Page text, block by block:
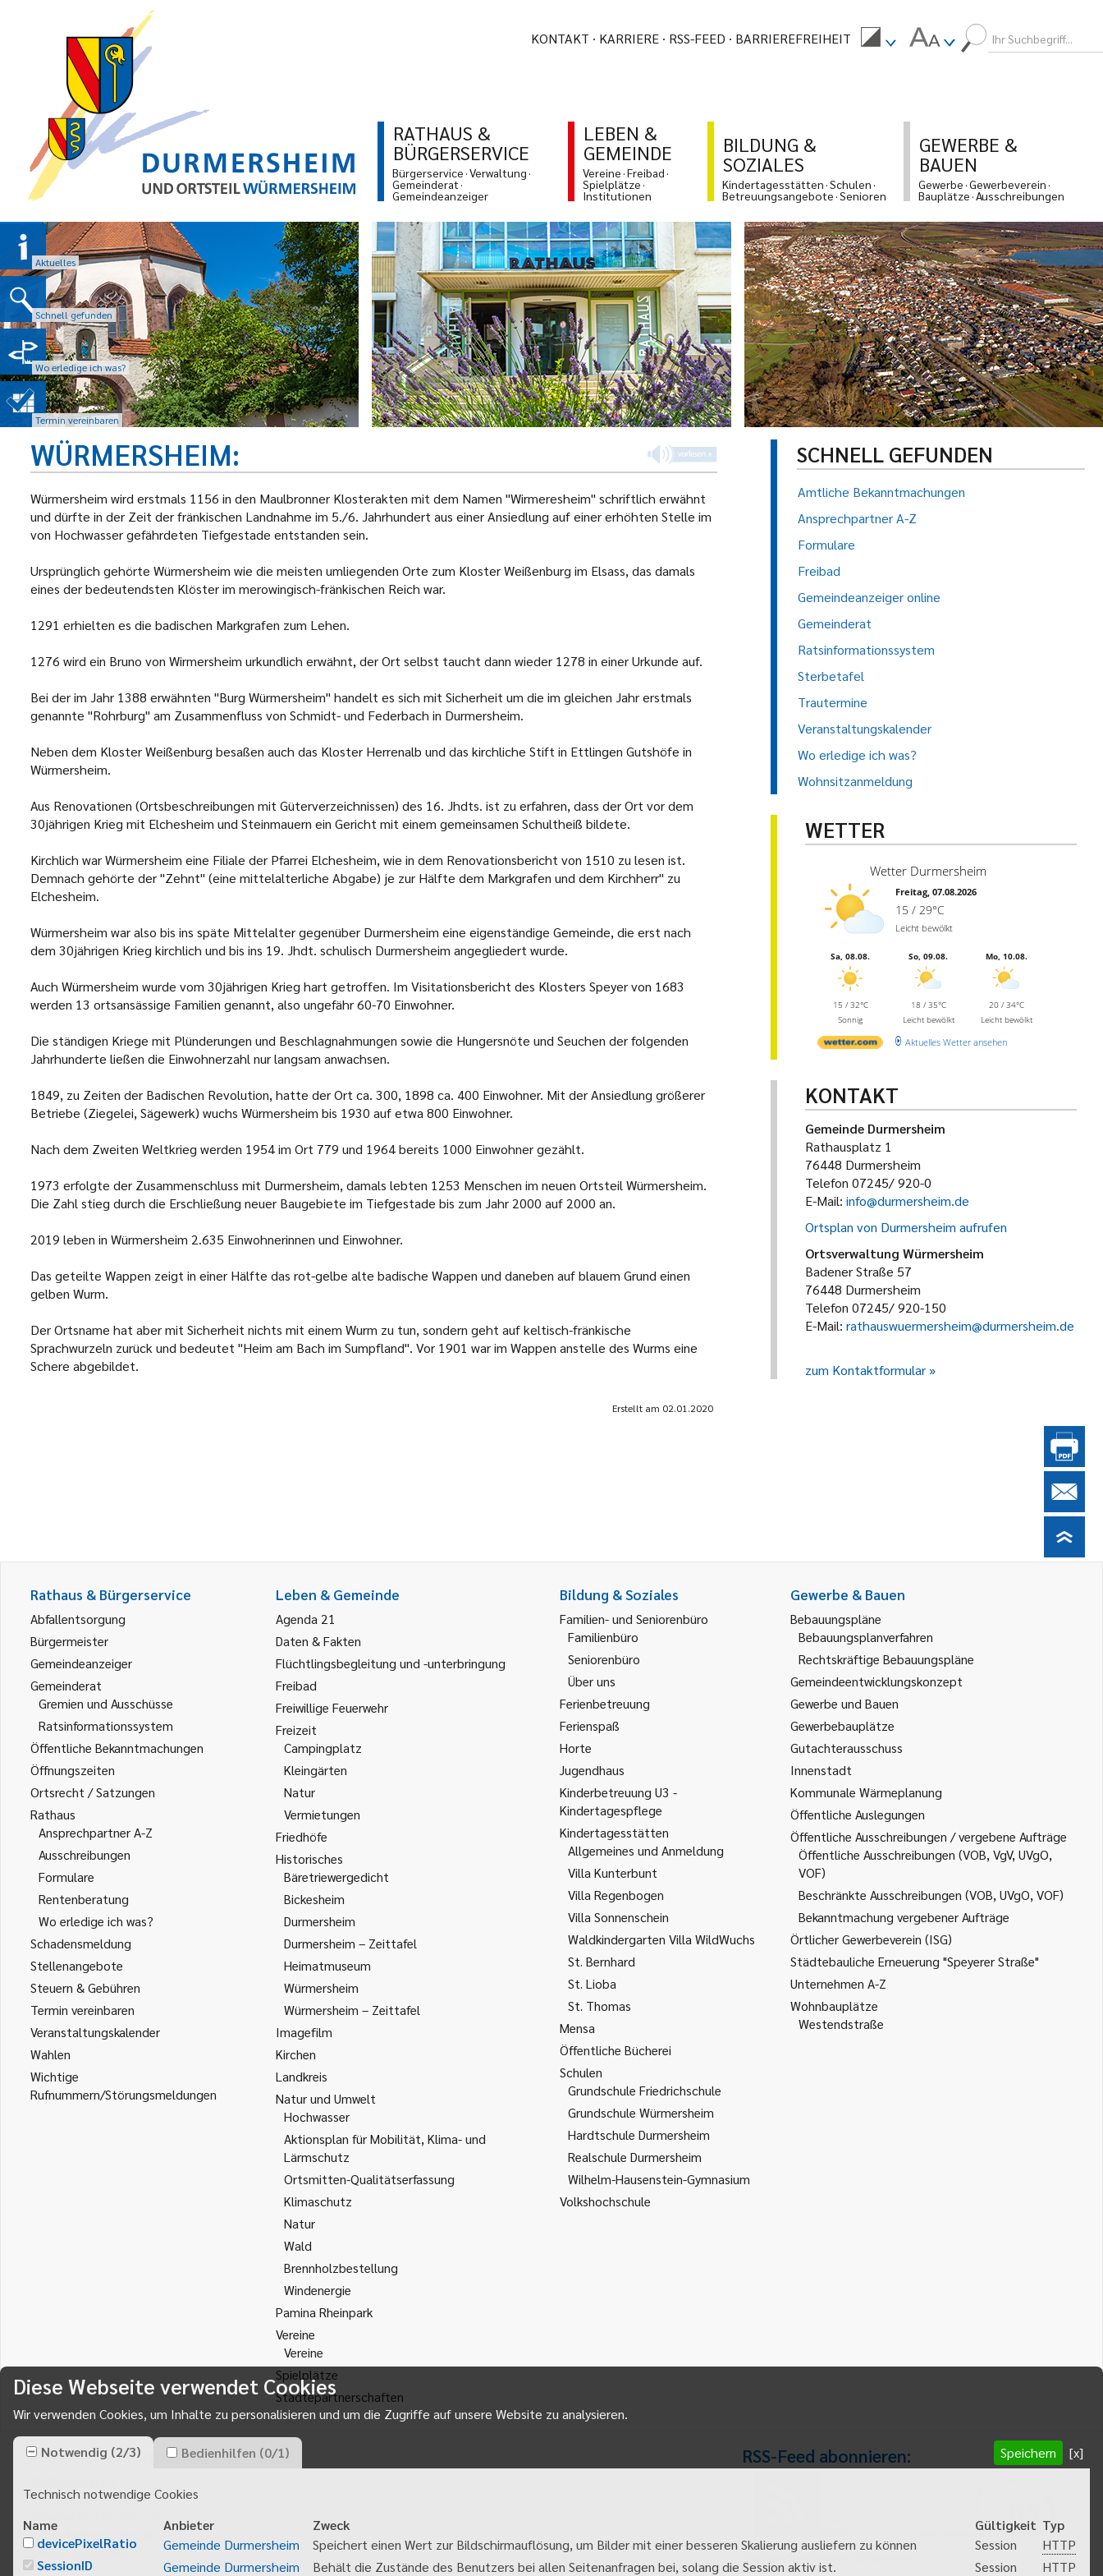
KONTAKT KARRIERE RSS-FEED BARRIEREFREIHEIT
RATHAUS &
BÜRGERSERVICE
Bürgerservice Verwaltung
Gemeinderat
Gemeindeanzeiger
LEBEN &
GEMEINDE
Vereine Freibad
Spielplätze
Institutionen
BILDUNG &
SOZIALES
Kindertagesstätten Schulen
Betreuungsangebote Senioren
GEWERBE &
BAUEN
Gewerbe Gewerbeverein
Bauplätze Ausschreibungen
Aktuelles
Schnell gefunden
Wo erledige ich was?
Termin vereinbaren
WÜRMERSHEIM
Würmersheim wird erstmals 1156 in den Maulbronner Klosterakten mit dem Namen "Wirmeresheim" schriftlich erwähnt
und dürfte in der Zeit der fränkischen Landnahme im 5./6. Jahrhundert aus einer Ansiedlung auf einer erhöhten Stelle im
von Hochwasser gefährdeten Tiefgestade entstanden sein.
Ursprünglich gehörte Würmersheim wie die meisten umliegenden Orte zum Kloster Weißenburg im Elsass, das damals
eines der bedeutendsten Klöster im merowingisch-fränkischen Reich war.
1291 erhielten es die badischen Markgrafen zum Lehen.
1276 wird ein Bruno von Wirmersheim urkundlich erwähnt, der Ort selbst taucht dann wieder 1278 in einer Urkunde auf.
Bei der im Jahr 1388 erwähnten "Burg Würmersheim" handelt es sich mit Sicherheit um die im gleichen Jahr erstmals
genannte "Rohrburg" am Zusammenfluss von Schmidt- und Federbach in Durmersheim.
Neben dem Kloster Weißenburg besaßen auch das Kloster Herrenalb und das kirchliche Stift in Ettlingen Gutshöfe in
Würmersheim.
Aus Renovationen (Ortsbeschreibungen mit Güterverzeichnissen) des 16. Jhdts. ist zu erfahren, dass der Ort vor dem
30jährigen Krieg mit Elchesheim und Steinmauern ein Gericht mit einem gemeinsamen Schultheiß bildete.
Kirchlich war Würmersheim eine Filiale der Pfarrei Elchesheim, wie in dem Renovationsbericht von 1510 zu lesen ist.
Demnach gehörte der "Zehnt" (eine mittelalterliche Abgabe) je zur Hälfte dem Markgrafen und dem Kirchherr" zu
Elchesheim.
Würmersheim war also bis ins späte Mittelalter gegenüber Durmersheim eine eigenständige Gemeinde, die erst nach
dem 30jährigen Krieg kirchlich und bis ins 19. Jhdt. schulisch Durmersheim angegliedert wurde.
Auch Würmersheim wurde vom 30jährigen Krieg hart getroffen. Im Visitationsbericht des Klosters Speyer von 1683
werden 13 ortsansässige Familien genannt, also ungefähr 60-70 Einwohner.
Die ständigen Kriege mit Plünderungen und Beschlagnahmungen sowie die Hungersnöte und Seuchen der folgenden
Jahrhunderte ließen die Einwohnerzahl nur langsam anwachsen.
1849, zu Zeiten der Badischen Revolution, hatte der Ort ca. 300, 1898 ca. 400 Einwohner. Mit der Ansiedlung größerer
Betriebe (Ziegelei, Sägewerk) wuchs Würmersheim bis 1930 auf etwa 800 Einwohner.
Nach dem Zweiten Weltkrieg werden 1954 im Ort 779 und 1964 bereits 1000 Einwohner gezählt.
1973 erfolgte der Zusammenschluss mit Durmersheim, damals lebten 1253 Menschen im neuen Ortsteil Würmersheim.
Die Zahl stieg durch die Erschließung neuer Baugebiete im Tiefgestade bis zum Jahr 2000 auf 2000 an.
2019 leben in Würmersheim 2.635 Einwohnerinnen und Einwohner.
Das geteilte Wappen zeigt in einer Hälfte das rot-gelbe alte badische Wappen und daneben auf blauem Grund einen
gelben Wurm.
Der Ortsname hat aber mit Sicherheit nichts mit einem Wurm zu tun, sondern geht auf keltisch-fränkische
Sprachwurzeln zurück und bedeutet "Heim am Bach im Sumpfland". Vor 1901 war im Wappen anstelle des Wurms eine
Schere abgebildet.
Erstellt am 02.01.2020
SCHNELL GEFUNDEN
Amtliche Bekanntmachungen
Ansprechpartner A-Z
Formulare
Freibad
Gemeindeanzeiger online
Gemeinderat
Ratsinformationssystem
Sterbetafel
Trautermine
Veranstaltungskalender
Wo erledige ich was?
Wohnsitzanmeldung
WETTER
Wetter Durmersheim
Freitag, 07.08.2026
15 / 29°C
Leicht bewölkt
Sa, 08.08.
15 / 32°C
Sonnig
So, 09.08.
18 / 35°C
Leicht bewölkt
Mo, 10.08.
20 / 34°C
Leicht bewölkt
Aktuelles Wetter ansehen
KONTAKT
Gemeinde Durmersheim
Rathausplatz 1
76448 Durmersheim
Telefon 07245/ 920-0
E-Mail: info@durmersheim.de
Ortsplan von Durmersheim aufrufen
Ortsverwaltung Würmersheim
Badener Straße 57
76448 Durmersheim
Telefon 07245/ 920-150
E-Mail: rathauswuermersheim@durmersheim.de
zum Kontaktformular
Rathaus & Bürgerservice
Abfallentsorgung
Bürgermeister
Gemeindeanzeiger
Gemeinderat
Gremien und Ausschüsse
Ratsinformationssystem
Öffentliche Bekanntmachungen
Öffnungszeiten
Ortsrecht / Satzungen
Rathaus
Ansprechpartner A-Z
Ausschreibungen
Formulare
Rentenberatung
Wo erledige ich was?
Schadensmeldung
Stellenangebote
Steuern & Gebühren
Termin vereinbaren
Veranstaltungskalender
Wahlen
Wichtige
Rufnummern/Störungsmeldungen
Leben & Gemeinde
Agenda 21
Daten & Fakten
Flüchtlingsbegleitung und -unterbringung
Freibad
Freiwillige Feuerwehr
Freizeit
Campingplatz
Kleingärten
Natur
Vermietungen
Friedhöfe
Historisches
Bäretriewergedicht
Bickesheim
Durmersheim
Durmersheim – Zeittafel
Heimatmuseum
Würmersheim
Würmersheim – Zeittafel
Imagefilm
Kirchen
Landkreis
Natur und Umwelt
Hochwasser
Aktionsplan für Mobilität, Klima- und
Lärmschutz
Ortsmitten-Qualitätserfassung
Klimaschutz
Natur
Wald
Brennholzbestellung
Windenergie
Pamina Rheinpark
Vereine
Vereine
Spielplätze
Städtepartnerschaften
Bildung & Soziales
Familien- und Seniorenbüro
Familienbüro
Seniorenbüro
Über uns
Ferienbetreuung
Ferienspaß
Horte
Jugendhaus
Kinderbetreuung U3 -
Kindertagespflege
Kindertagesstätten
Allgemeines und Anmeldung
Villa Kunterbunt
Villa Regenbogen
Villa Sonnenschein
Waldkindergarten Villa WildWuchs
St. Bernhard
St. Lioba
St. Thomas
Mensa
Öffentliche Bücherei
Schulen
Grundschule Friedrichschule
Grundschule Würmersheim
Hardtschule Durmersheim
Realschule Durmersheim
Wilhelm-Hausenstein-Gymnasium
Volkshochschule
Gewerbe & Bauen
Bebauungspläne
Bebauungsplanverfahren
Rechtskräftige Bebauungspläne
Gemeindeentwicklungskonzept
Gewerbe und Bauen
Gewerbebauplätze
Gutachterausschuss
Innenstadt
Kommunale Wärmeplanung
Öffentliche Auslegungen
Öffentliche Ausschreibungen / vergebene Aufträge
Öffentliche Ausschreibungen (VOB, VgV, UVgO,
VOF)
Beschränkte Ausschreibungen (VOB, UVgO, VOF)
Bekanntmachung vergebener Aufträge
Örtlicher Gewerbeverein (ISG)
Städtebauliche Erneuerung "Speyerer Straße"
Unternehmen A-Z
Wohnbauplätze
Westendstraße
Gemeinde Durmersheim
76448Durmersheim
info@durmersheim.de
E-Mail schreiben
RSS-Feed abonnieren:
Gemeindeanzeiger abonnieren
Diese Webseite verwendet Cookies
Wir verwenden Cookies, um Inhalte zu personalisieren und um die Zugriffe auf unsere Website zu analysieren.
Notwendig (2/3) Bedienhilfen (0/1) Speichern [x]
Technisch notwendige Cookies
Name
Anbieter Zweck Gültigkeit Typ
devicePixelRatio
Gemeinde Durmersheim Speichert einen Wert zur Bildschirmauflösung, um Bilder mit einer besseren Skalierung ausliefern zu können Session
HTTP
SessionID
Gemeinde Durmersheim Behält die Zustände des Benutzers bei allen Seitenanfragen bei, solang die Session aktiv ist. Session HTTP